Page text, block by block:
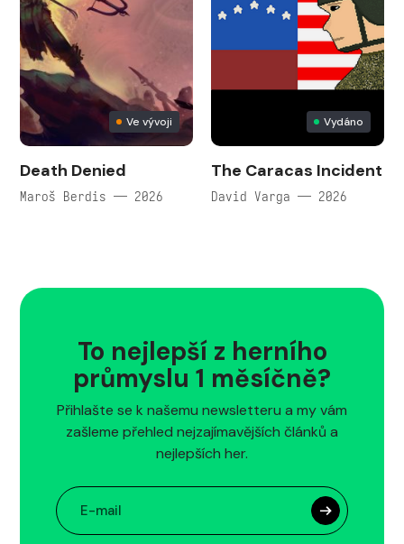
Ve vývoji
Death Denied
Maroš Berdis — 2026
Vydáno
The Caracas Incident
David Varga — 2026
To nejlepší z herního
průmyslu 1 měsíčně?
Přihlašte se k našemu newsletteru a my vám
zašleme přehled nejzajímavějších článků a
nejlepších her.